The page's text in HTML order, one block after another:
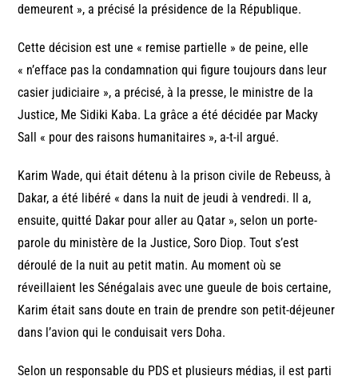
demeurent », a précisé la présidence de la République.
Cette décision est une « remise partielle » de peine, elle
« n’efface pas la condamnation qui figure toujours dans leur
casier judiciaire », a précisé, à la presse, le ministre de la
Justice, Me Sidiki Kaba. La grâce a été décidée par Macky
Sall « pour des raisons humanitaires », a-t-il argué.
Karim Wade, qui était détenu à la prison civile de Rebeuss, à
Dakar, a été libéré « dans la nuit de jeudi à vendredi. Il a,
ensuite, quitté Dakar pour aller au Qatar », selon un porte-
parole du ministère de la Justice, Soro Diop. Tout s’est
déroulé de la nuit au petit matin. Au moment où se
réveillaient les Sénégalais avec une gueule de bois certaine,
Karim était sans doute en train de prendre son petit-déjeuner
dans l’avion qui le conduisait vers Doha.
Selon un responsable du PDS et plusieurs médias, il est parti